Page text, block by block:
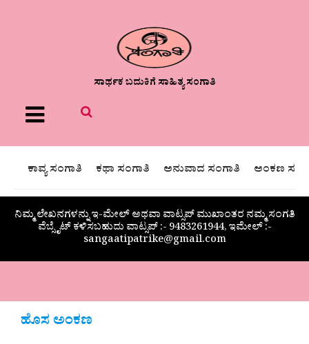
ಸಾರ್ಥಕ ಬದುಕಿಗೆ ಸಾಹಿತ್ಯ ಸಂಗಾತಿ
Menu
ಕಾವ್ಯ ಸಂಗಾತಿ ಕಥಾ ಸಂಗಾತಿ ಅನುವಾದ ಸಂಗಾತಿ ಅಂಕಣ
ನಿಮ್ಮ ಲೇಖನಗಳನ್ನು ಇ-ಮೇಲ್ ಅಥವಾ ವಾಟ್ಸಪ್ ಮುಖಾಂತರ ನಮ್ಮ ಸಂಗತಿ
ವೆಬ್ಸೈಟ್ ಕಳಿಸಬಹುದು ವಾಟ್ಸಪ್‌ :- 9483261944, ಇಮೇಲ್ :-
sangaatipatrike@gmail.com
ಹೊಸ ಅಂಕಣ